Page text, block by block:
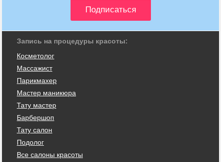
Запись на процедуры красоты:
Косметолог
Массажист
Парикмахер
Мастер маникюра
Тату мастер
Барбершоп
Тату салон
Подолог
Все салоны красоты